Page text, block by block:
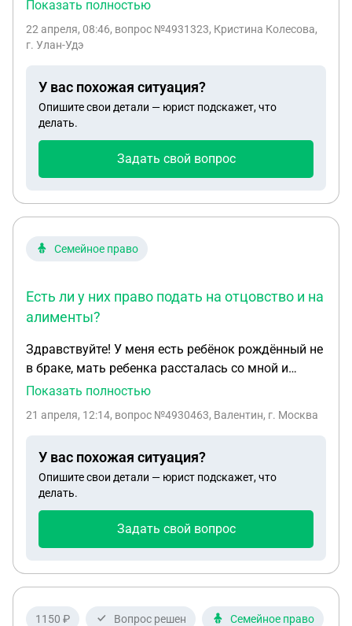
записана на меня (жену). Вчера ездила в ГАИ что
Дознаватель говорит что нужно ждать
документы с ГАИ до 15 дней, после это они
отправят их к военным это ещё дней 10. В итоге
месяц ожидания. За штраф стоянку будут идти
деньги. И неизвестно по итогу отдадут машину
кому обратиться?
Показать полностью
22 апреля, 08:46, вопрос №4931323, Кристина Колесова,
г. Улан-Удэ
У вас похожая ситуация?
Опишите свои детали — юрист подскажет, что
делать.
Задать свой вопрос
Семейное право
Есть ли у них право подать на отцовство и на
алименты?
Здравствуйте! У меня есть ребёнок рождённый не
в браке, мать ребенка рассталась со мной и
забрала дочь, мы с ней практически не общались.
прочерк. Официального отцовства не
она покончила жизнь самоубийством. Прошу
объяснить мне ситуацию с точки зрения прав на
ребенка и моих обязанностей. Есть ли право у них
моего согласия, есть ли у меня право забрать
отцовство и на алименты?
Показать полностью
21 апреля, 12:14, вопрос №4930463, Валентин, г. Москва
У вас похожая ситуация?
Опишите свои детали — юрист подскажет, что
делать.
Задать свой вопрос
1150 ₽ Вопрос решен Семейное право